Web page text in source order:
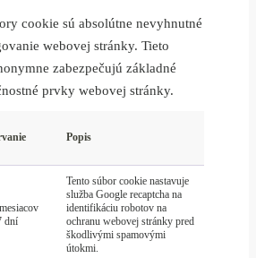
cookie sú absolútne nevyhnutné
webovej stránky. Tieto
zabezpečujú základné
prvky webovej stránky.
Popis
dní
Tento súbor cookie nastavuje
služba Google recaptcha na
identifikáciu robotov na
ochranu webovej stránky pred
škodlivými spamovými
útokmi.